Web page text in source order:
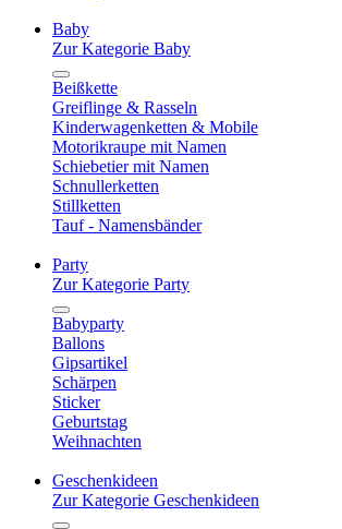
Baby
Zur Kategorie Baby
Beißkette
Greiflinge & Rasseln
Kinderwagenketten & Mobile
Motorikraupe mit Namen
Schiebetier mit Namen
Schnullerketten
Stillketten
Tauf - Namensbänder
Party
Zur Kategorie Party
Babyparty
Ballons
Gipsartikel
Schärpen
Sticker
Geburtstag
Weihnachten
Geschenkideen
Zur Kategorie Geschenkideen